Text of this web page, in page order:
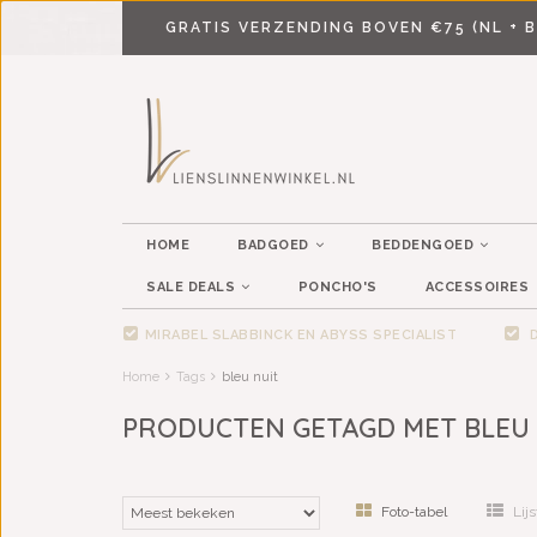
GRATIS VERZENDING BOVEN €75 (NL +
HOME BADGOED BEDDENGOED
SALE DEALS PONCHO'S ACCESSOIRES
MIRABEL SLABBINCK EN ABYSS SPECIALIST
Home Tags bleu nuit
PRODUCTEN GETAGD MET
Foto-tabel